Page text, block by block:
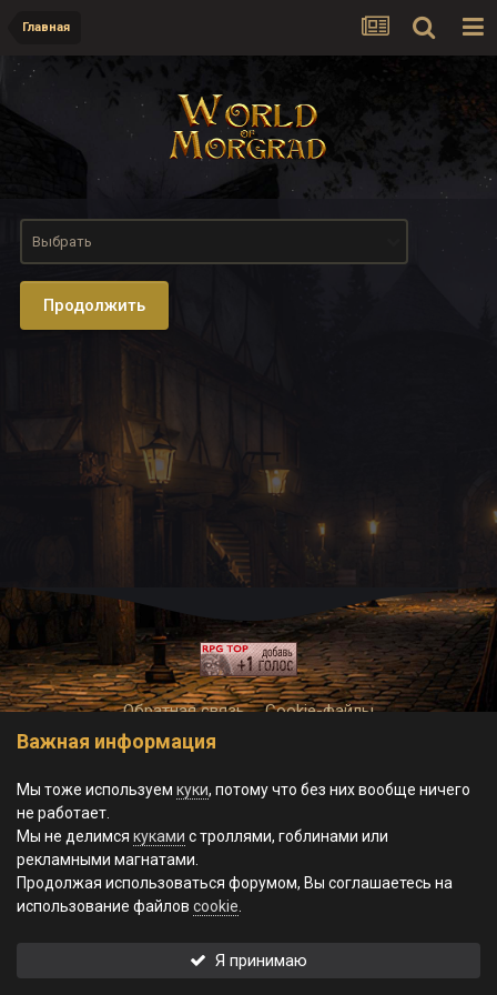
Главная
Выбрать
Продолжить
Обратная связь Cookie-файлы
© World of Morgrad, 2023-2026.
Важная информация
Мы тоже используем куки, потому что без них вообще ничего
не работает.
Мы не делимся куками с троллями, гоблинами или
рекламными магнатами.
Продолжая использоваться форумом, Вы соглашаетесь на
использование файлов cookie
Я принимаю